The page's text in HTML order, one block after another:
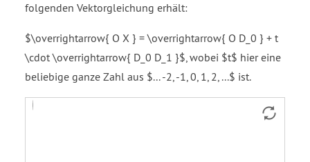
folgenden Vektorgleichung erhält:
$\overrightarrow{ O X } = \overrightarrow{ O D_0 } + t
\cdot \overrightarrow{ D_0 D_1 }$, wobei $t$ hier eine
beliebige ganze Zahl aus $... -2, -1, 0, 1, 2, ...$ ist.
Vector
Line
Vector
Vector